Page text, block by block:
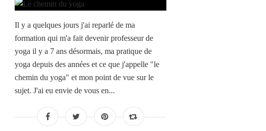
Il y a quelques jours j'ai reparlé de ma
formation qui m'a fait devenir professeur de
yoga il y a 7 ans désormais, ma pratique de
yoga depuis des années et ce que j'appelle "le
chemin du yoga" et mon point de vue sur le
sujet. J'ai eu envie de vous en...